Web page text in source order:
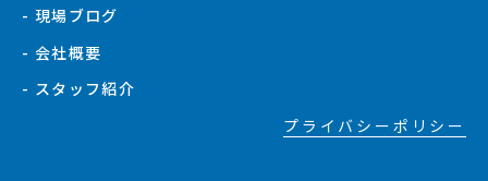
- 現場ブログ
- 会社概要
- スタッフ紹介
プライバシーポリシー